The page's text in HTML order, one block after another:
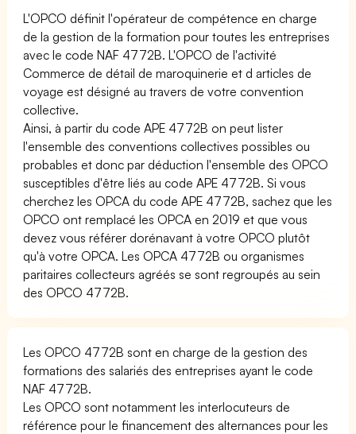
L'OPCO définit l'opérateur de compétence en charge
de la gestion de la formation pour toutes les entreprises
avec le code NAF 4772B. L'OPCO de l'activité
Commerce de détail de maroquinerie et d articles de
voyage est désigné au travers de votre convention
collective.
Ainsi, à partir du code APE 4772B on peut lister
l'ensemble des conventions collectives possibles ou
probables et donc par déduction l'ensemble des OPCO
susceptibles d'être liés au code APE 4772B. Si vous
cherchez les OPCA du code APE 4772B, sachez que les
OPCO ont remplacé les OPCA en 2019 et que vous
devez vous référer dorénavant à votre OPCO plutôt
qu'à votre OPCA. Les OPCA 4772B ou organismes
paritaires collecteurs agréés se sont regroupés au sein
des OPCO 4772B.
Les OPCO 4772B sont en charge de la gestion des
formations des salariés des entreprises ayant le code
NAF 4772B.
Les OPCO sont notamment les interlocuteurs de
référence pour le financement des alternances pour les